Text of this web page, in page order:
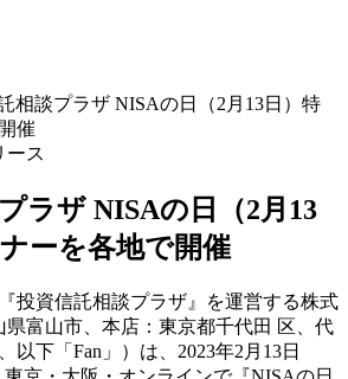
相談プラザ NISAの日（2月13日）特
催
ース
ラザ NISAの日（2月13
ーを各地で開催
投資信託相談プラザ』を運営する株式
県富山市、本店：東京都千代田 区、代
以下「Fan」）は、2023年2月13日